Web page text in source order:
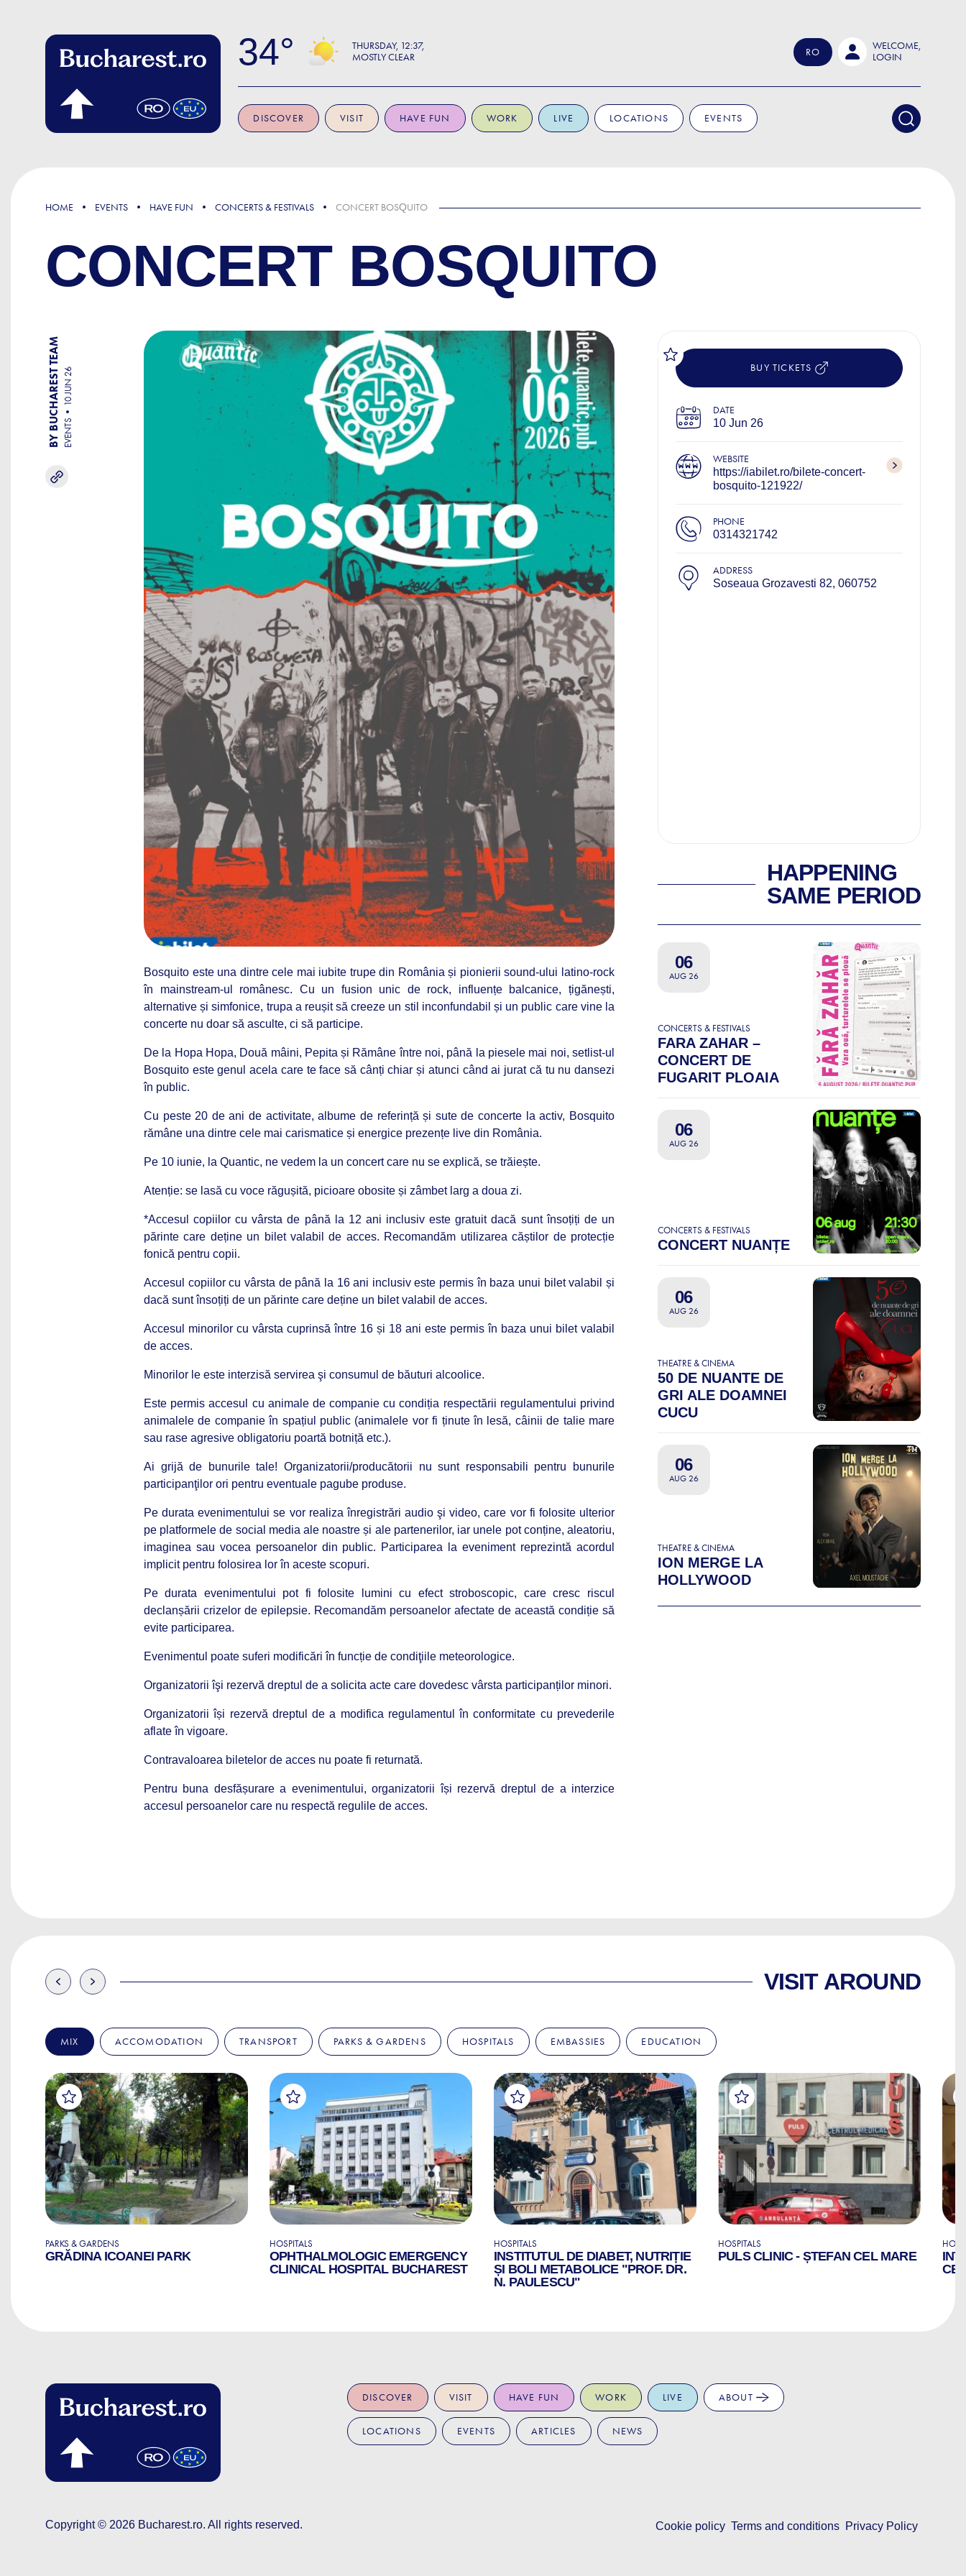
34 THURSDAY 12:37
MOSTLY CLEAR
RO
WELCOME,
LOGIN
DISCOVER VISIT HAVE FUN WORK LIVE LOCATIONS EVENTS
HOME EVENTS HAVE FUN CONCERTS & FESTIVALS CONCERT BOSQUITO
CONCERT BOSQUITO
BY BUCHAREST TEAM EVENTS
10 JUN 26
Bosquito este una dintre cele mai iubite trupe din România și pionierii sound-ului latino-rock
în mainstream-ul românesc. Cu un fusion unic de rock, influențe balcanice, țigănești,
alternative și simfonice, trupa a reușit să creeze un stil inconfundabil și un public care vine la
concerte nu doar să asculte, ci să participe.
De la Hopa Hopa, Două mâini, Pepita și Rămâne între noi, până la piesele mai noi, setlist-ul
Bosquito este genul acela care te face să cânți chiar și atunci când ai jurat că tu nu dansezi
în public.
Cu peste 20 de ani de activitate, albume de referință și sute de concerte la activ, Bosquito
rămâne una dintre cele mai carismatice și energice prezențe live din România.
Pe 10 iunie, la Quantic, ne vedem la un concert care nu se explică, se trăiește.
Atenție: se lasă cu voce răgușită, picioare obosite și zâmbet larg a doua zi.
*Accesul copiilor cu vârsta de până la 12 ani inclusiv este gratuit dacă sunt însoțiți de un
părinte care deține un bilet valabil de acces. Recomandăm utilizarea căștilor de protecție
fonică pentru copii.
Accesul copiilor cu vârsta de până la 16 ani inclusiv este permis în baza unui bilet valabil și
dacă sunt însoțiți de un părinte care deține un bilet valabil de acces.
Accesul minorilor cu vârsta cuprinsă între 16 și 18 ani este permis în baza unui bilet valabil
de acces.
Minorilor le este interzisă servirea şi consumul de băuturi alcoolice.
Este permis accesul cu animale de companie cu condiția respectării regulamentului privind
animalele de companie în spațiul public (animalele vor fi ținute în lesă, câinii de talie mare
sau rase agresive obligatoriu poartă botniță etc.).
Ai grijă de bunurile tale! Organizatorii/producătorii nu sunt responsabili pentru bunurile
participanţilor ori pentru eventuale pagube produse.
Pe durata evenimentului se vor realiza înregistrări audio şi video, care vor fi folosite ulterior
pe platformele de social media ale noastre și ale partenerilor, iar unele pot conține, aleatoriu,
imaginea sau vocea persoanelor din public. Participarea la eveniment reprezintă acordul
implicit pentru folosirea lor în aceste scopuri.
Pe durata evenimentului pot fi folosite lumini cu efect stroboscopic, care cresc riscul
declanșării crizelor de epilepsie. Recomandăm persoanelor afectate de această condiție să
evite participarea.
Evenimentul poate suferi modificări în funcție de condiţiile meteorologice.
Organizatorii îşi rezervă dreptul de a solicita acte care dovedesc vârsta participanților minori.
Organizatorii își rezervă dreptul de a modifica regulamentul în conformitate cu prevederile
aflate în vigoare.
Contravaloarea biletelor de acces nu poate fi returnată.
Pentru buna desfășurare a evenimentului, organizatorii își rezervă dreptul de a interzice
accesul persoanelor care nu respectă regulile de acces.
BUY TICKETS
DATE
10 Jun 26
WEBSITE
https://iabilet.ro/bilete-concert-
bosquito-121922/
PHONE
0314321742
ADDRESS
Soseaua Grozavesti 82, 060752
HAPPENING
SAME PERIOD
06
AUG 26
CONCERTS & FESTIVALS
FARA ZAHAR –
CONCERT DE
FUGARIT PLOAIA
06
AUG 26
CONCERTS & FESTIVALS
CONCERT NUANȚE
06
AUG 26
THEATRE & CINEMA
50 DE NUANTE DE
GRI ALE DOAMNEI
CUCU
06
AUG 26
THEATRE & CINEMA
ION MERGE LA
HOLLYWOOD
VISIT AROUND
MIX ACCOMODATION TRANSPORT PARKS & GARDENS HOSPITALS EMBASSIES EDUCATION
PARKS & GARDENS
GRĂDINA ICOANEI PARK
HOSPITALS
OPHTHALMOLOGIC EMERGENCY
CLINICAL HOSPITAL BUCHAREST
HOSPITALS
INSTITUTUL DE DIABET, NUTRIȚIE
ȘI BOLI METABOLICE "PROF. DR.
N. PAULESCU"
HOSPITALS
PULS CLINIC - ȘTEFAN CEL MARE
DISCOVER VISIT HAVE FUN WORK LIVE ABOUT
LOCATIONS EVENTS ARTICLES NEWS
Copyright © 2026 Bucharest.ro. All rights reserved. Cookie policy Terms and conditions Privacy Policy